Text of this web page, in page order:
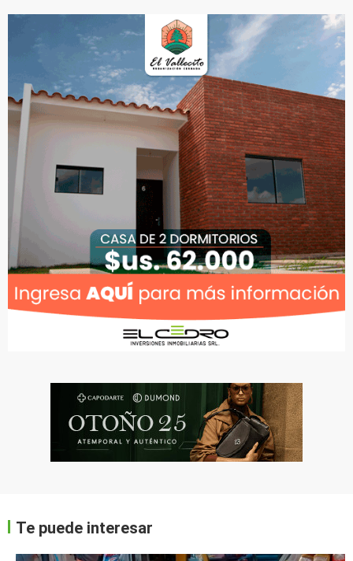
Te puede interesar